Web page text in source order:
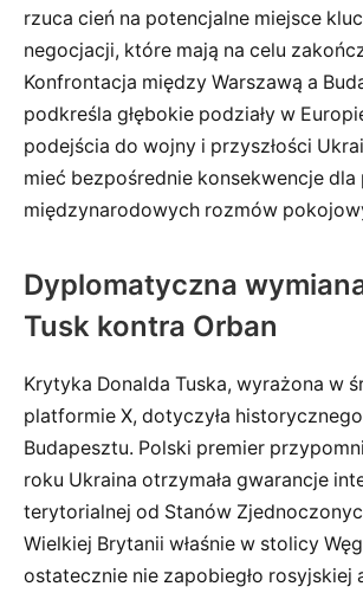
rzuca cień na potencjalne miejsce
negocjacji, które mają na celu
Konfrontacja między Warszawą a
podkreśla głębokie podziały w
podejścia do wojny i przyszłości
mieć bezpośrednie konsekwencje dla
międzynarodowych rozmów
Dyplomatyczna
Tusk kontra Orban
Krytyka Donalda Tuska, wyrażona w
platformie X, dotyczyła
Budapesztu. Polski premier
roku Ukraina otrzymała gwarancje
terytorialnej od Stanów
Wielkiej Brytanii właśnie w stolicy
ostatecznie nie zapobiegło rosyjskiej